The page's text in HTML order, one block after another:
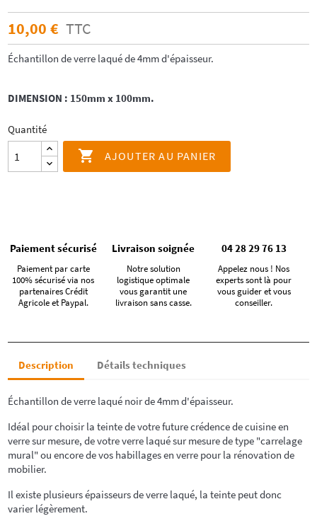
10,00 € TTC
Échantillon de verre laqué de 4mm d'épaisseur.
DIMENSION : 150mm x 100mm.
Quantité
 AJOUTER AU PANIER
Paiement sécurisé
Paiement par carte
100% sécurisé via nos
partenaires Crédit
Agricole et Paypal.
Livraison soignée
Notre solution
logistique optimale
vous garantit une
livraison sans casse.
04 28 29 76 13
Appelez nous ! Nos
experts sont là pour
vous guider et vous
conseiller.
Description Détails techniques
Échantillon de verre laqué noir de 4mm d'épaisseur.
Idéal pour choisir la teinte de votre future crédence de cuisine en
verre sur mesure, de votre verre laqué sur mesure de type "carrelage
mural" ou encore de vos habillages en verre pour la rénovation de
mobilier.
Il existe plusieurs épaisseurs de verre laqué, la teinte peut donc
varier légèrement.